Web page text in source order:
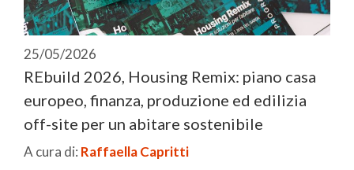
25/05/2026
REbuild 2026, Housing Remix: piano casa
europeo, finanza, produzione ed edilizia
off-site per un abitare sostenibile
A cura di: Raffaella Capritti